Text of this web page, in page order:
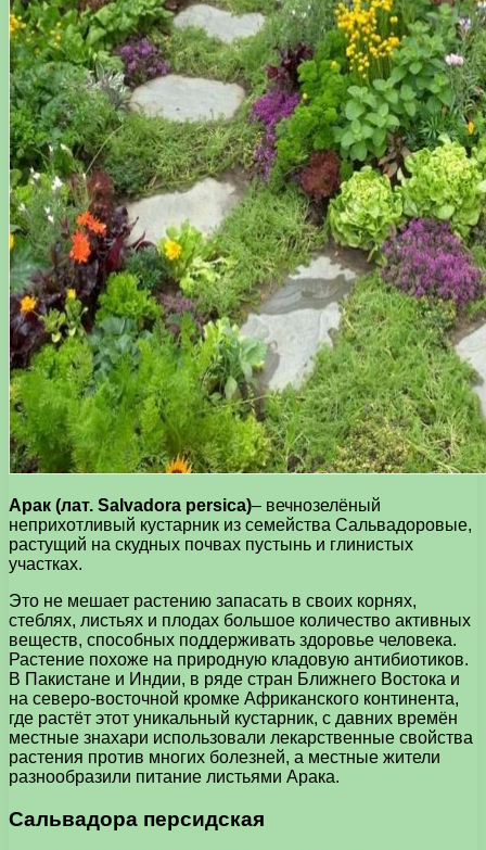
Арак (лат. Salvadora persica)– вечнозелёный
неприхотливый кустарник из семейства Сальвадоровые,
растущий на скудных почвах пустынь и глинистых
участках.
Это не мешает растению запасать в своих корнях,
стеблях, листьях и плодах большое количество активных
веществ, способных поддерживать здоровье человека.
Растение похоже на природную кладовую антибиотиков.
В Пакистане и Индии, в ряде стран Ближнего Востока и
на северо-восточной кромке Африканского континента,
где растёт этот уникальный кустарник, с давних времён
местные знахари использовали лекарственные свойства
растения против многих болезней, а местные жители
разнообразили питание листьями Арака.
Сальвадора персидская